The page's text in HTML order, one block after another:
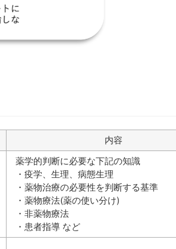
内容
薬学的判断に必要な下記の知識
・疫学、生理、病態生理
・薬物治療の必要性を判断する基準
・薬物療法(薬の使い分け)
・非薬物療法
・患者指導 など